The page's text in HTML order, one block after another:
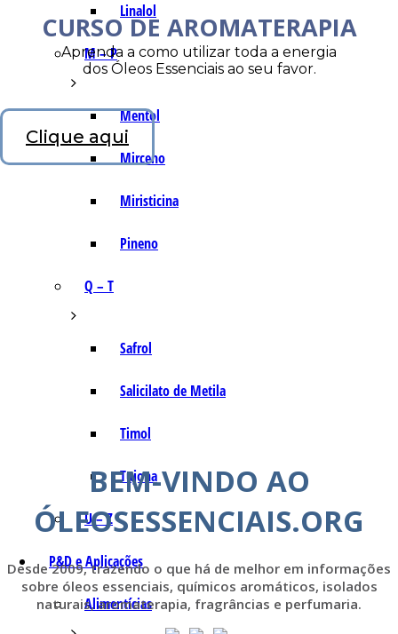
Linalol
M – P
Mentol
Mirceno
Miristicina
Pineno
Q – T
Safrol
Salicilato de Metila
Timol
Tujona
U – Z
P&D e Aplicações
Alimentícias
CURSO DE AROMATERAPIA
Aprenda a como utilizar toda a energia
dos Óleos Essenciais ao seu favor.
Clique aqui
BEM-VINDO AO
ÓLEOSESSENCIAIS.ORG
Desde 2009, trazendo o que há de melhor em informações
sobre óleos essenciais, químicos aromáticos, isolados
naturais, aromaterapia, fragrâncias e perfumaria.